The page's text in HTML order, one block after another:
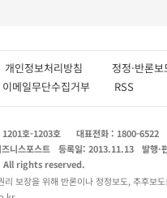
개인정보처리방침 정정·반론보
이메일무단수집거부 RSS
1201호-1203호 대표전화 : 1800-6522
니스포스트 등록일: 2013.11.13 발행·
All rights reserved.
보장을 위해 반론이나 정정보도, 추후보